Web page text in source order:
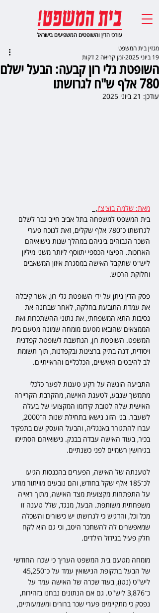
עורכי הדין והשופטים המשפיעים בישראל
השופטת גלי רון קבעה: הבעל ישלם
780 אלף ש"ח לגרושתו
מגזין בית המשפט
19 ביוני 2025
זמן קריאה 2 דקות
עודכן: 21 ביוני 2025
מאת: שלמה בוצ'צ'ו,
בית המשפט למשפחה בתל אביב חייב גבר לשלם
לגרושתו כ־780 אלף שקלים, זאת לנוכח פערי
השכר הגבוהים ביניהם במהלך שנות נישואיהם
הארוכות. הפיצוי הכספי יתווסף ליותר משני מיליון
ליש"ט שתקבל האישה במסגרת איזון המשאבים
וחלוקת הרכוש.
פסק הדין ניתן על ידי השופטת גלי רון, אשר קיבלה
את עמדת התובעת בחלקה, לאחר שבחנה את
נסיבות התא המשפחתי, את נתוני ההשתכרות ואת
הממצאים שהובאו מטעם מומחה שמונה מטעם בית
המשפט. השופטת רון, הנחשבת לשופטת קפדנית
ויסודית, דנה בתיק ברצינות ובקפדנות, תוך תשומת
לב להיבטים האישיים, הכלכליים והראייתיים.
התביעה הוגשה על רקע טענות לפער כלכלי
מתמשך שנבע, לטענת האישה, מהקרבת הקריירה
האישית שלה לטובת קידומו המקצועי של בעלה
לשעבר. בני הזוג נישאו בתחילת שנות ה־2000,
עברו להתגורר באנגליה, והבעל הועסק שם בתפקיד
בכיר, בעוד האישה עבדה בבנק. נישואיהם הסתיימו
בגירושין רשמיים לפני כשנתיים.
לטענתה של האישה, הפערים בהכנסות הגיעו
לכ־185 אלף שקל בחודש, והם נובעים מוויתור מודע
על התפתחות מקצועית מצד האישה, מתוך ראייה
משפחתית משותפת. הבעל, מנגד, שלל טענה זו
מכל וכל, והדגיש כי לגרושתו יש כישורים והשכלה
שמאפשרים לה להשתכר היטב, וכי גם הוא לקח
חלק פעיל בגידול הילדים.
מומחה מטעם בית המשפט העריך כי שכרו החודשי
ליש"ט (נטו), בעוד שכרה של האישה עמד על
כ־3,876 ליש"ט. גם אם הנתונים נבחנו בזהירות,
נפסק כי מתקיימים פערי שכר ברורים ומשמעותיים,